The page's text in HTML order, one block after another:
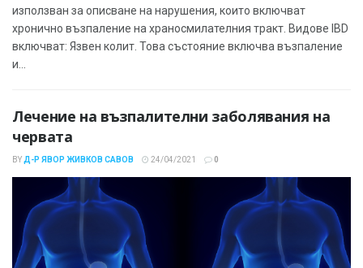
използван за описване на нарушения, които включват
хронично възпаление на храносмилателния тракт. Видове IBD
включват: Язвен колит. Това състояние включва възпаление
и...
Лечение на възпалителни заболявания на
червата
BY Д-Р ЯВОР ЖИВКОВ САВОВ 24/04/2021 0